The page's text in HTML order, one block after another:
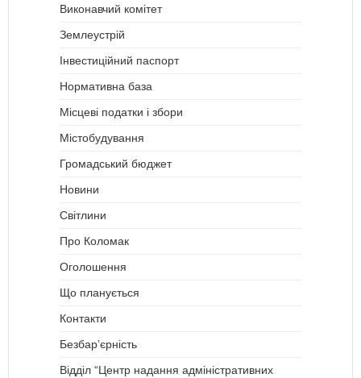
Виконавчий комітет
Землеустрій
Інвестиційний паспорт
Нормативна база
Місцеві податки і збори
Містобудування
Громадський бюджет
Новини
Світлини
Про Коломак
Оголошення
Що планується
Контакти
Безбар’єрність
Відділ “Центр надання адміністративних